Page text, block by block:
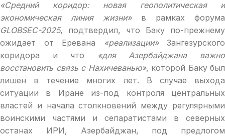
«Средний коридор: новая геополитическая и
экономическая линия жизни»в рамках форума
GLOBSEC-2025, подтвердил, что Баку по-прежнему
ожидает от Еревана
«реализации»Зангезурского
коридора и что
«для Азербайджана важно
восстановить связь с Нахичеванью», которой Баку был
лишен в течение многих лет. В случае выхода
ситуации в Иране из-под контроля центральных
властей и начала столкновений между регулярными
воинскими частями и сепаратистами в северных
останах ИРИ, Азербайджан, под предлогом